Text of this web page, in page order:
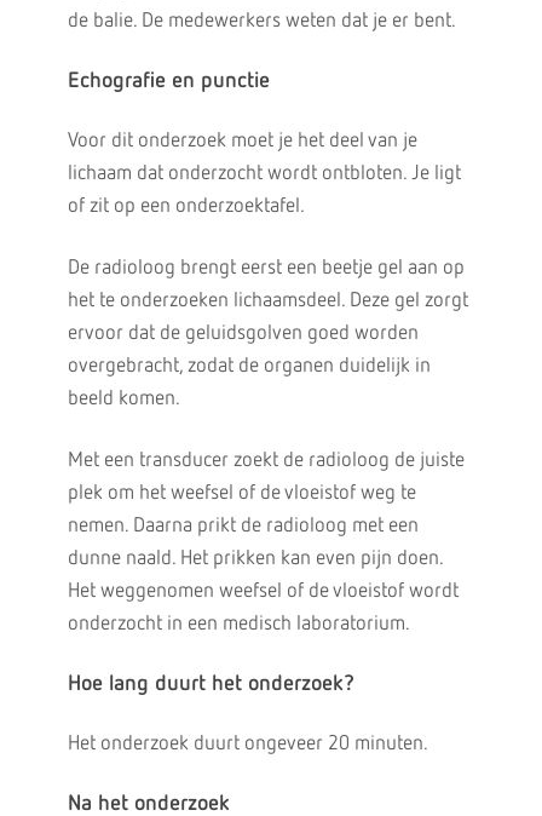
de balie. De medewerkers weten dat je er bent.
Echografie en punctie
Voor dit onderzoek moet je het deel van je
lichaam dat onderzocht wordt ontbloten. Je ligt
of zit op een onderzoektafel.
De radioloog brengt eerst een beetje gel aan op
het te onderzoeken lichaamsdeel. Deze gel zorgt
ervoor dat de geluidsgolven goed worden
overgebracht, zodat de organen duidelijk in
beeld komen.
Met een transducer zoekt de radioloog de juiste
plek om het weefsel of de vloeistof weg te
nemen. Daarna prikt de radioloog met een
dunne naald. Het prikken kan even pijn doen.
Het weggenomen weefsel of de vloeistof wordt
onderzocht in een medisch laboratorium.
Hoe lang duurt het onderzoek?
Het onderzoek duurt ongeveer 20 minuten.
Na het onderzoek